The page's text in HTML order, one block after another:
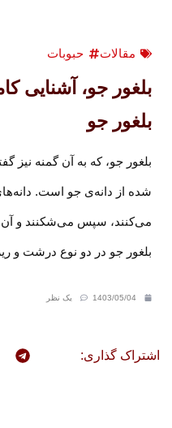
مقالات حبوبات
بلغور جو، آشنایی
بلغور جو
بلغور جو، که به آن گمنه نیز
شده از دانه‌ی جو است.
می‌کنند، سپس می‌شکنند و
بلغور جو در دو نوع درشت و
1403/05/04 یک نظر
اشتراک گذاری: